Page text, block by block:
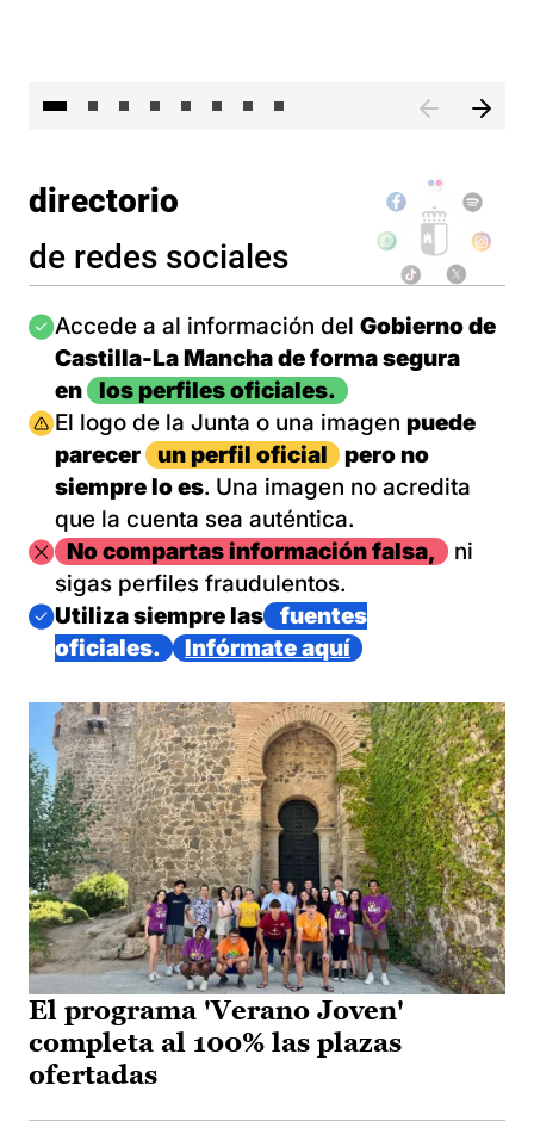
directorio
de redes sociales
Imagen
Accede a al información del Gobierno de
Castilla-La Mancha de forma segura
en
los perfiles oficiales.
Imagen
El logo de la Junta o una imagen puede
parecer
un perfil oficial
pero no
siempre lo es. Una imagen no acredita
que la cuenta sea auténtica.
ImagenNo compartas información falsa,
ni
sigas perfiles fraudulentos.
Imagen
Utiliza siempre las
fuentes
oficiales.
Infórmate aquí
El programa 'Verano Joven'
completa al 100% las plazas
ofertadas